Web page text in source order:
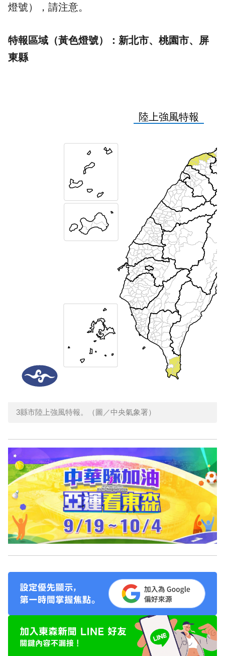
燈號），請注意。
特報區域（黃色燈號）：新北市、桃園市、屏
東縣
3縣市陸上強風特報。（圖／中央氣象署）